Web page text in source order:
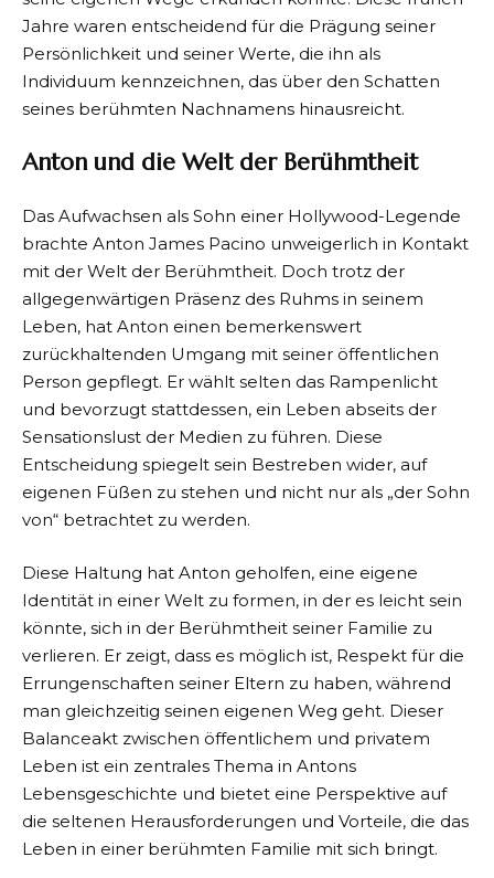
Jahre waren entscheidend für die Prägung seiner
Persönlichkeit und seiner Werte, die ihn als
Individuum kennzeichnen, das über den Schatten
seines berühmten Nachnamens hinausreicht.
Anton und die Welt der Berühmtheit
Das Aufwachsen als Sohn einer Hollywood-Legende
brachte Anton James Pacino unweigerlich in Kontakt
mit der Welt der Berühmtheit. Doch trotz der
allgegenwärtigen Präsenz des Ruhms in seinem
Leben, hat Anton einen bemerkenswert
zurückhaltenden Umgang mit seiner öffentlichen
Person gepflegt. Er wählt selten das Rampenlicht
und bevorzugt stattdessen, ein Leben abseits der
Sensationslust der Medien zu führen. Diese
Entscheidung spiegelt sein Bestreben wider, auf
eigenen Füßen zu stehen und nicht nur als „der Sohn
von“ betrachtet zu werden.
Diese Haltung hat Anton geholfen, eine eigene
Identität in einer Welt zu formen, in der es leicht sein
könnte, sich in der Berühmtheit seiner Familie zu
verlieren. Er zeigt, dass es möglich ist, Respekt für die
Errungenschaften seiner Eltern zu haben, während
man gleichzeitig seinen eigenen Weg geht. Dieser
Balanceakt zwischen öffentlichem und privatem
Leben ist ein zentrales Thema in Antons
Lebensgeschichte und bietet eine Perspektive auf
die seltenen Herausforderungen und Vorteile, die das
Leben in einer berühmten Familie mit sich bringt.